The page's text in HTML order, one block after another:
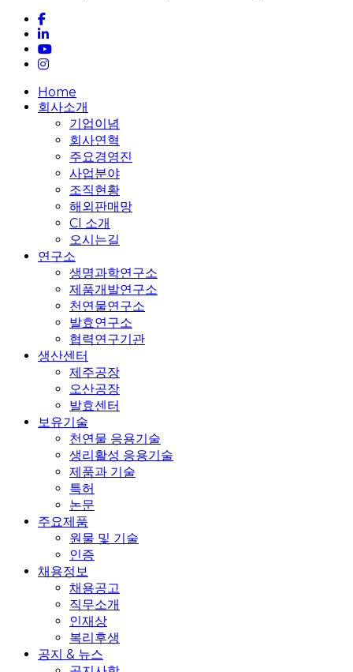
facebook
linkedin
youtube
instagram
Close
Menu
Home
회사소개
기업이념
회사연혁
주요경영진
사업분야
조직현황
해외판매망
CI 소개
오시는길
연구소
생명과학연구소
제품개발연구소
천연물연구소
발효연구소
협력연구기관
생산센터
제주공장
오산공장
발효센터
보유기술
천연물 응용기술
생리활성 응용기술
제품과 기술
특허
논문
주요제품
원물 및 기술
인증
채용정보
채용공고
직무소개
인재상
복리후생
공지 & 뉴스